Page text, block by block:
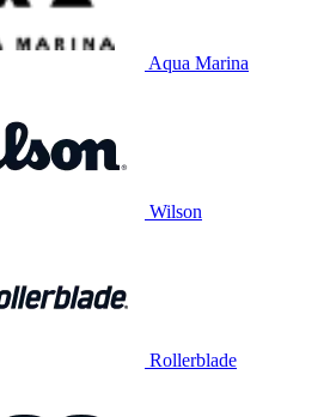
Aqua Marina
Wilson
Rollerblade